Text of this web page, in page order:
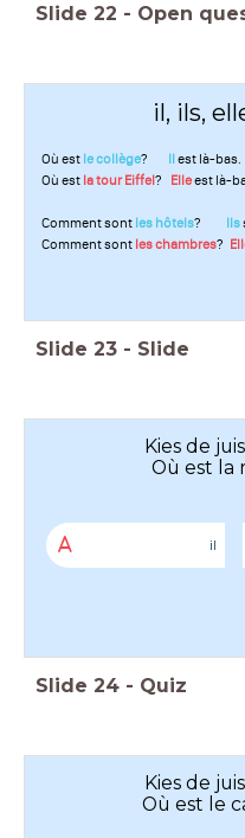
Slide 22 - Open
il, ils,
Où est le collège? Il est là-bas.
Où est la tour Eiffel? Elleest là-
Comment sontles hôtels? Ils
Comment sont les chambres?
Slide 23 - Slide
Kies de
Où est la
A il
Slide 24 - Quiz
Kies de
Où est le